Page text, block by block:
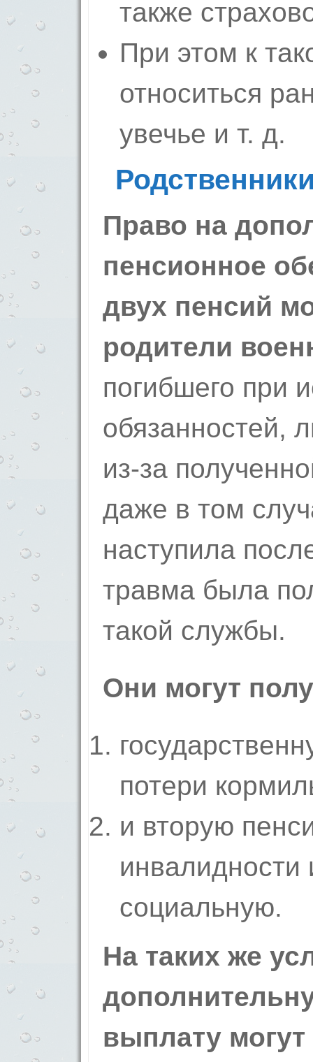
также
При этом к
относиться
увечье и т. д.
Право на
пенсионное
двух пенсий
родители
погибшего при
обязанностей,
из-за
даже в том
наступила
травма была
такой службы.
Они могут
потери
и вторую
инвалидности
социальную.
На таких же
выплату